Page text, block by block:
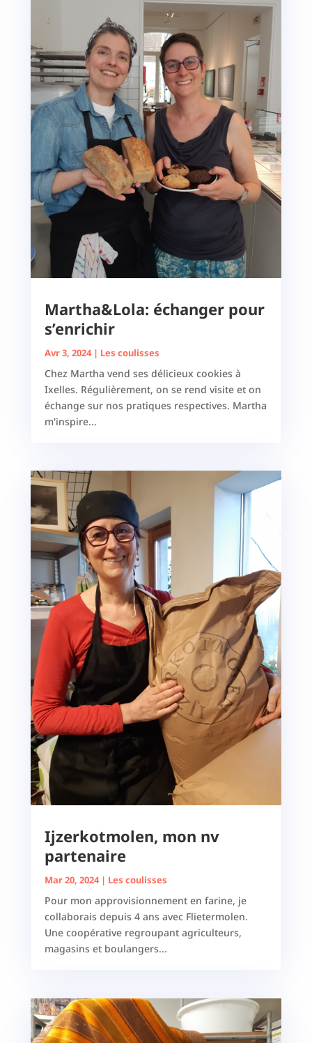
Martha&Lola: échanger pour
s’enrichir
Avr 3, 2024| Les coulisses
Chez Martha vend ses délicieux cookies à
Ixelles. Régulièrement, on se rend visite et on
échange sur nos pratiques respectives. Martha
m'inspire...
Ijzerkotmolen, mon nv
partenaire
Mar 20, 2024| Les coulisses
Pour mon approvisionnement en farine, je
collaborais depuis 4 ans avec Flietermolen.
Une coopérative regroupant agriculteurs,
magasins et boulangers...